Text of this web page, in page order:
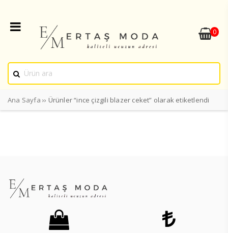
0
Ana Sayfa ›› Ürünler “ince çizgili blazer ceket” olarak etiketlendi